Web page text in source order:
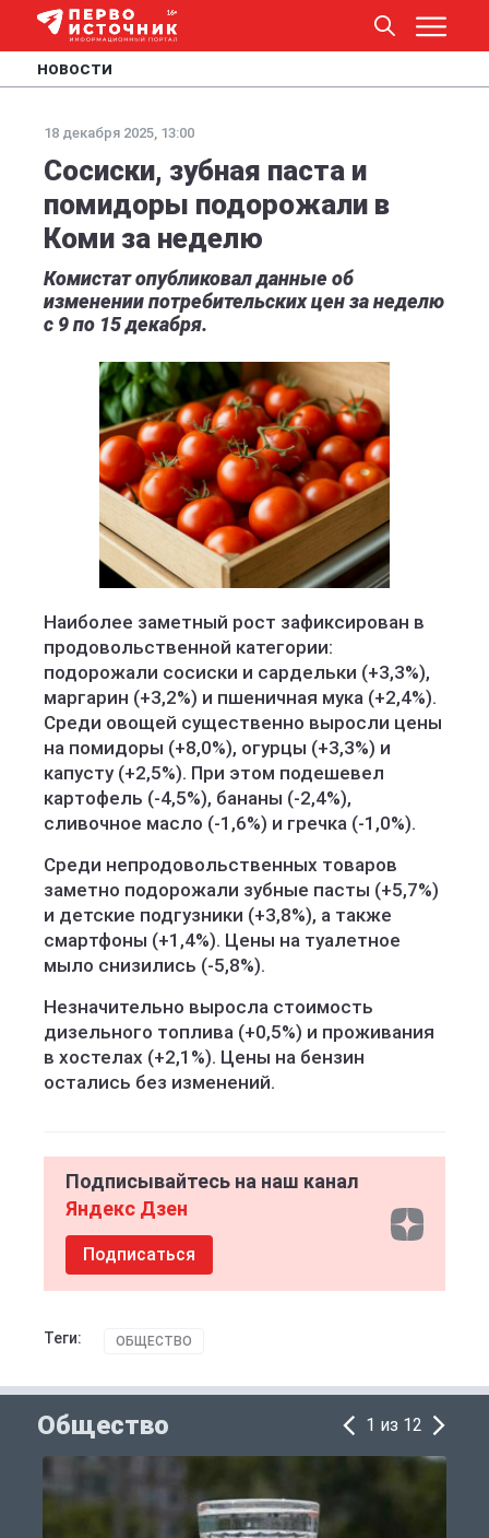
НОВОСТИ
18 декабря 2025, 13:00
Сосиски, зубная паста и
помидоры подорожали в
Коми за неделю
Комистат опубликовал данные об
изменении потребительских цен за неделю
с 9 по 15 декабря.
Наиболее заметный рост зафиксирован в
продовольственной категории:
подорожали сосиски и сардельки (+3,3%),
маргарин (+3,2%) и пшеничная мука (+2,4%).
Среди овощей существенно выросли цены
на помидоры (+8,0%), огурцы (+3,3%) и
капусту (+2,5%). При этом подешевел
картофель (-4,5%), бананы (-2,4%),
сливочное масло (-1,6%) и гречка (-1,0%).
Среди непродовольственных товаров
заметно подорожали зубные пасты (+5,7%)
и детские подгузники (+3,8%), а также
смартфоны (+1,4%). Цены на туалетное
мыло снизились (-5,8%).
Незначительно выросла стоимость
дизельного топлива (+0,5%) и проживания
в хостелах (+2,1%). Цены на бензин
остались без изменений.
Подписывайтесь на наш канал
Яндекс Дзен
Подписаться
Теги: ОБЩЕСТВО
Общество 1 из 12